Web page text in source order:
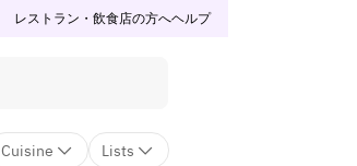
レストラン・飲食店の方へヘルプ
Cuisine Lists